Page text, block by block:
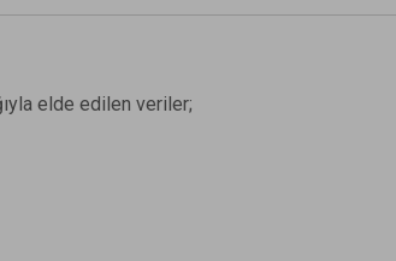
elde edilen veriler;